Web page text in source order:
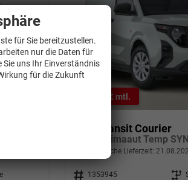
ab 441,– € mtl.
Ford Transit Courier
Trend Klimaaut Temp
unverbindliche Lieferzeit:
Fahrzeugnr. 1353945 Getriebe
für Sie bereitzustellen.
nur die Daten für
uns Ihr Einverständnis
für die Zukunft